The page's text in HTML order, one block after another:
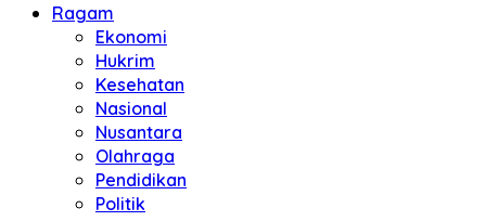
Ragam
Ekonomi
Hukrim
Kesehatan
Nasional
Nusantara
Olahraga
Pendidikan
Politik